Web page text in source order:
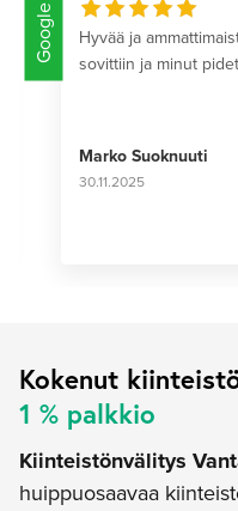
Google
Hyvää ja
sovittiin ja minut
Marko Suoknuuti
30.11.2025
Kokenut
1 % palkkio
Kiinteistönvälitys
huippuosaavaa